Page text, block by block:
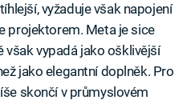
vyžaduje však napojení
projektorem. Meta je sice
vypadá jako ošklivější
jako elegantní doplněk. Pro
skončí v průmyslovém